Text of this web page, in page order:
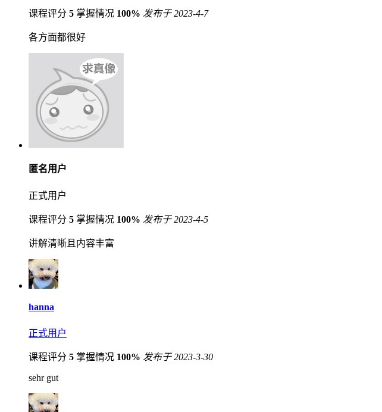
课程评分 5 掌握情况 100% 发布于 2023-4-7
各方面都很好
匿名用户
正式用户
课程评分 5 掌握情况 100% 发布于 2023-4-5
讲解清晰且内容丰富
hanna
正式用户
课程评分 5 掌握情况 100% 发布于 2023-3-30
sehr gut